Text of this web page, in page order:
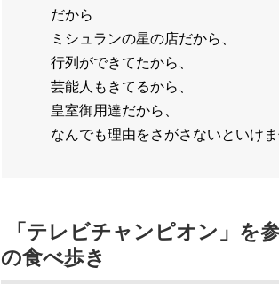
だから
ミシュランの星の店だから、
行列ができてたから、
芸能人もきてるから、
皇室御用達だから、
なんでも理由をさがさないといけ
「テレビチャンピオン」を
の食べ歩き